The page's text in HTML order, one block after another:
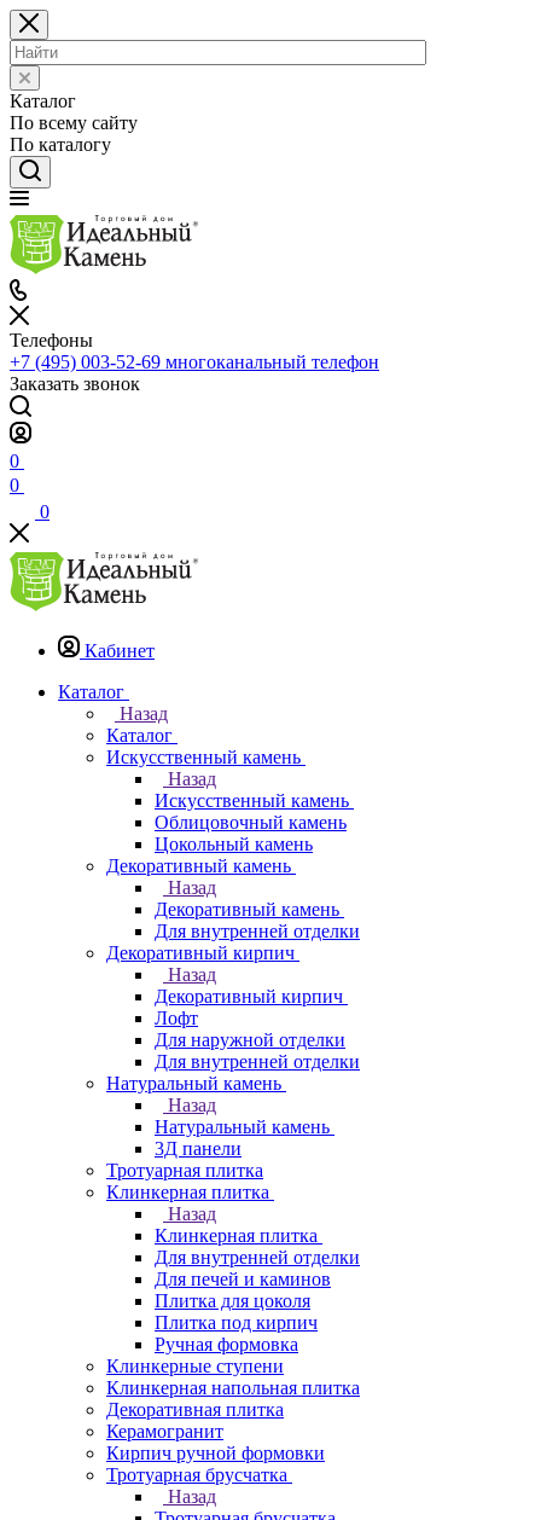
Каталог
По всему сайту
По каталогу
Телефоны
+7 (495) 003-52-69 многоканальный телефон
Заказать звонок
0
0
0
Кабинет
Каталог
Назад
Каталог
Искусственный камень
Назад
Искусственный камень
Облицовочный камень
Цокольный камень
Декоративный камень
Назад
Декоративный камень
Для внутренней отделки
Декоративный кирпич
Назад
Декоративный кирпич
Лофт
Для наружной отделки
Для внутренней отделки
Натуральный камень
Назад
Натуральный камень
3Д панели
Тротуарная плитка
Клинкерная плитка
Назад
Клинкерная плитка
Для внутренней отделки
Для печей и каминов
Плитка для цоколя
Плитка под кирпич
Ручная формовка
Клинкерные ступени
Клинкерная напольная плитка
Декоративная плитка
Керамогранит
Кирпич ручной формовки
Тротуарная брусчатка
Назад